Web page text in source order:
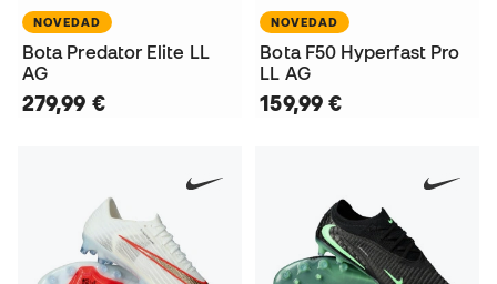
NOVEDAD
Bota Predator Elite LL
AG
279,99 €
NOVEDAD
Bota F50 Hyperfast Pro
LL AG
159,99 €